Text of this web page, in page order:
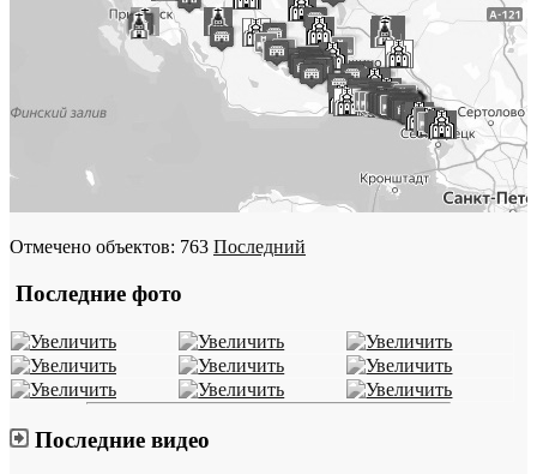
Отмечено объектов: 763 Последний
Последние фото
Последние видео